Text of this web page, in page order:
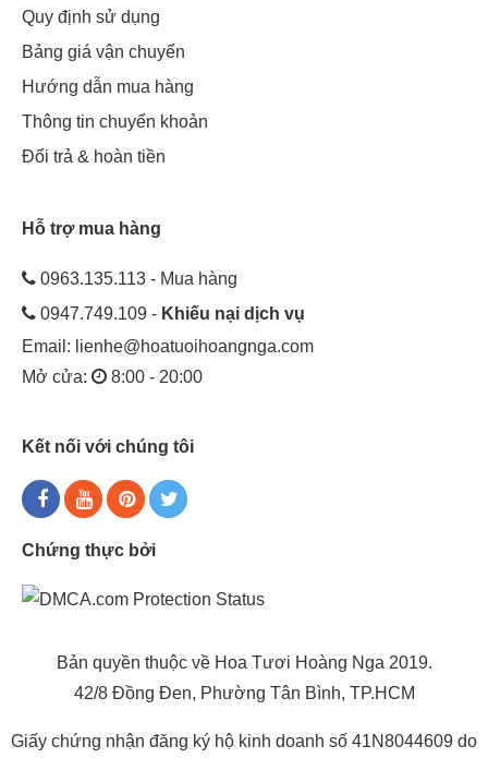
Quy định sử dụng
Bảng giá vận chuyển
Hướng dẫn mua hàng
Thông tin chuyển khoản
Đổi trả & hoàn tiền
Hỗ trợ mua hàng
0963.135.113 - Mua hàng
0947.749.109 - Khiếu nại dịch vụ
Email: lienhe@hoatuoihoangnga.com
Mở cửa:
8:00 - 20:00
Kết nối với chúng tôi
Chứng thực bởi
Bản quyền thuộc về Hoa Tươi Hoàng Nga 2019.
42/8 Đồng Đen, Phường Tân Bình, TP.HCM
Giấy chứng nhận đăng ký hộ kinh doanh số 41N8044609 do